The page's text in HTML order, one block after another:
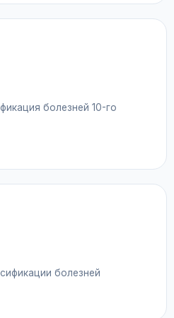
болезней 10-го
болезней